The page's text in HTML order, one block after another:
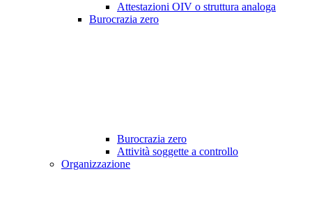
Attestazioni OIV o struttura analoga
Burocrazia zero
Burocrazia zero
Attività soggette a controllo
Organizzazione